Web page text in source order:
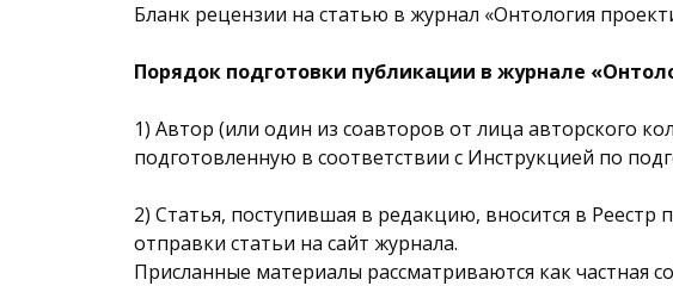
Бланк рецензии на статью в журнал «Онтология
Порядок подготовки публикации в журнале
1) Автор (или один из соавторов от лица авторского
подготовленную в соответствии с Инструкцией по
2) Статья, поступившая в редакцию, вносится в
отправки статьи на сайт журнала.
Присланные материалы рассматриваются как частная